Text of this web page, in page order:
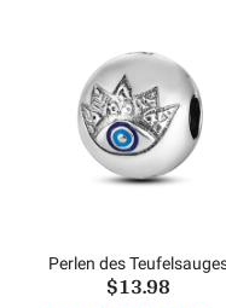
Perlen des
$13.98